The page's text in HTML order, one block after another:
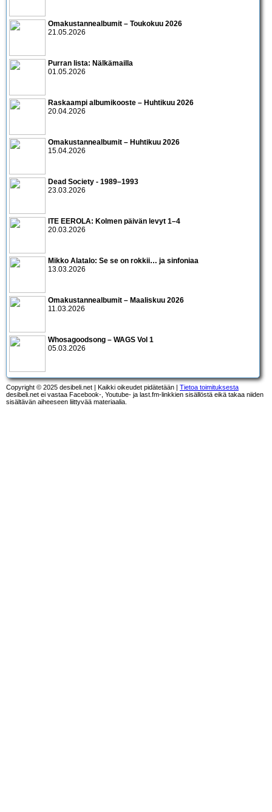
Omakustannealbumit – Toukokuu 2026
21.05.2026
Purran lista: Nälkämailla
01.05.2026
Raskaampi albumikooste – Huhtikuu 2026
20.04.2026
Omakustannealbumit – Huhtikuu 2026
15.04.2026
Dead Society - 1989–1993
23.03.2026
ITE EEROLA: Kolmen päivän levyt 1–4
20.03.2026
Mikko Alatalo: Se se on rokkii… ja sinfoniaa
13.03.2026
Omakustannealbumit – Maaliskuu 2026
11.03.2026
Whosagoodsong – WAGS Vol 1
05.03.2026
Copyright © 2025 desibeli.net | Kaikki oikeudet pidätetään | Tietoa toimituksesta
desibeli.net ei vastaa Facebook-, Youtube- ja last.fm-linkkien sisällöstä eikä takaa niiden
sisältävän aiheeseen liittyvää materiaalia.